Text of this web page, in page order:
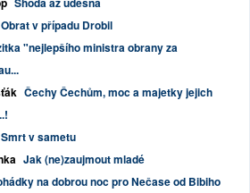
Obrat v případu Drobil
"nejlepšího ministra obrany za
Čechy Čechům, moc a majetky jejich
Smrt v sametu
Jak (ne)zaujmout mladé
na dobrou noc pro Nečase od Bibiho